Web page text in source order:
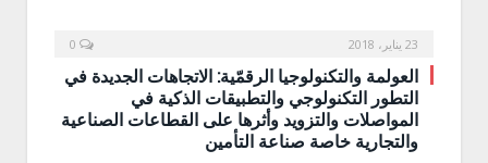
23 يناير، 2018
العولمة والتكنولوجيا الرقمّية: الاتجاهات الجديدة في
التطور التكنولوجي والتطبيقات الذكية في
المواصلات والتزويد وأثرها على القطاعات الصناعية
والتجارية خاصة صناعة التأمين